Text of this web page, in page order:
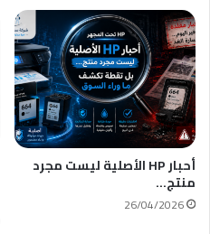
أحبار HP الأصلية ليست مجرد
منتج…
26/04/2026